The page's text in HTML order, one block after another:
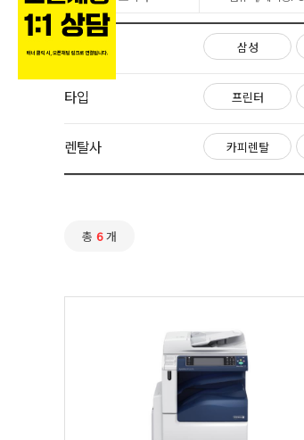
브랜드 삼성
타입 프린터
렌탈사 카피렌탈
총 6개